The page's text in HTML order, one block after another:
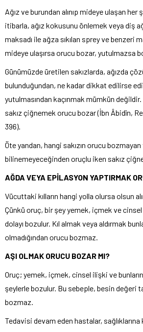
Ağız ve burundan alınıp mideye ulaşan her
itibarla, ağız kokusunu önlemek veya diş
maksadı ile ağza sıkılan sprey ve benzeri
mideye ulaşırsa orucu bozar, yutulmazsa
Günümüzde üretilen sakızlarda, ağızda
bulunduğundan, ne kadar dikkat edilirse
yutulmasından kaçınmak mümkün
sakız çiğnemek orucu bozar (İbn Âbidîn,
396).
Öte yandan, hangi sakızın orucu
bilinemeyeceğinden oruçlu iken sakız
AĞDA VEYA EPİLASYON YAPTIRMAK
Vücuttaki kılların hangi yolla olursa olsun
Çünkü oruç, bir şey yemek, içmek ve
dolayı bozulur. Kıl almak veya aldırmak
olmadığından orucu bozmaz.
AŞI OLMAK ORUCU BOZAR MI?
Oruç; yemek, içmek, cinsel ilişki ve
şeylerle bozulur. Bu sebeple, besin değeri
bozmaz.
Tedavisi devam eden hastalar,